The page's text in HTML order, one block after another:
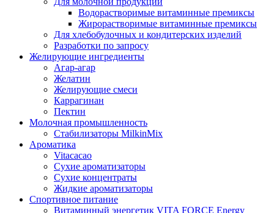
Водорастворимые витаминные премиксы
Жирорастворимые витаминные премиксы
Для хлебобулочных и кондитерских изделий
Разработки по запросу
Желирующие ингредиенты
Агар-агар
Желатин
Желирующие смеси
Каррагинан
Пектин
Молочная промышленность
Стабилизаторы MilkinMix
Ароматика
Vitacacao
Сухие ароматизаторы
Сухие концентраты
Жидкие ароматизаторы
Спортивное питание
Витаминный энергетик VITA FORCE Energy